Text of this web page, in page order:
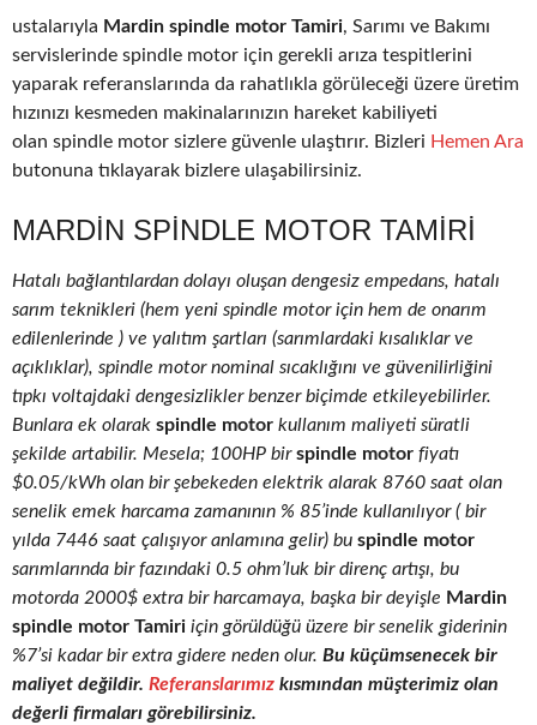
ustalarıyla Mardin spindle motor Tamiri, Sarımı ve Bakımı
servislerinde spindle motor için gerekli arıza tespitlerini
yaparak referanslarında da rahatlıkla görüleceği üzere üretim
hızınızı kesmeden makinalarınızın hareket kabiliyeti
olan spindle motor sizlere güvenle ulaştırır. Bizleri Hemen Ara
butonuna tıklayarak bizlere ulaşabilirsiniz.
MARDIN SPINDLE MOTOR TAMIRI
Hatalı bağlantılardan dolayı oluşan dengesiz empedans, hatalı
sarım teknikleri (hem yeni spindle motor için hem de onarım
edilenlerinde ) ve yalıtım şartları (sarımlardaki kısalıklar ve
açıklıklar), spindle motor nominal sıcaklığını ve güvenilirliğini
tıpkı voltajdaki dengesizlikler benzer biçimde etkileyebilirler.
Bunlara ek olarak spindle motor kullanım maliyeti süratli
şekilde artabilir. Mesela; 100HP birspindle motor fiyatı
$0.05/kWh olan bir şebekeden elektrik alarak 8760 saat olan
senelik emek harcama zamanının % 85’inde kullanılıyor ( bir
yılda 7446 saat çalışıyor anlamına gelir) bu spindle motor
sarımlarında bir fazındaki 0.5 ohm’luk bir direnç artışı, bu
motorda 2000$ extra bir harcamaya, başka bir deyişle Mardin
spindle motor Tamiri için görüldüğü üzere bir senelik giderinin
%7’si kadar bir extra gidere neden olur. Bu küçümsenecek bir
maliyet değildir. Referanslarımız kısmından müşterimiz olan
değerli firmaları görebilirsiniz.